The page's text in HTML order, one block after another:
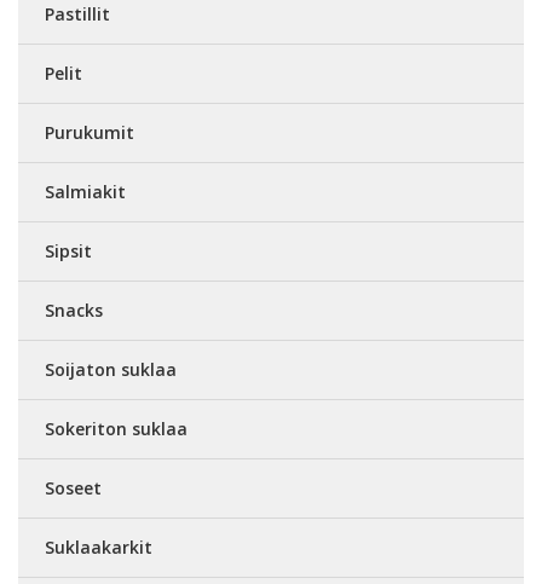
Pastillit
Pelit
Purukumit
Salmiakit
Sipsit
Snacks
Soijaton suklaa
Sokeriton suklaa
Soseet
Suklaakarkit